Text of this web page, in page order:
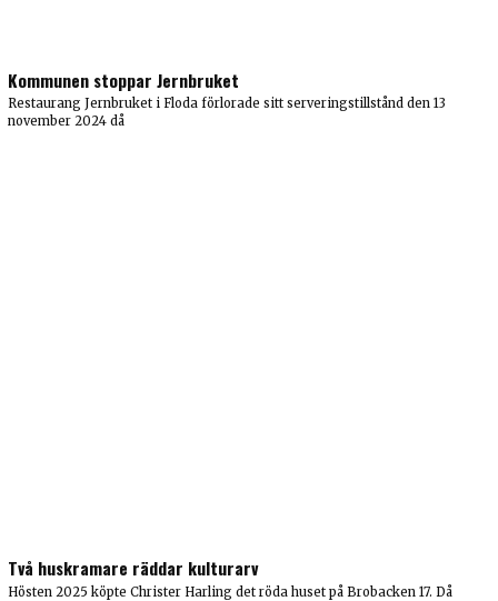
Kommunen stoppar Jernbruket
Restaurang Jernbruket i Floda förlorade sitt serveringstillstånd den 13
november 2024 då
Två huskramare räddar kulturarv
Hösten 2025 köpte Christer Harling det röda huset på Brobacken 17. Då